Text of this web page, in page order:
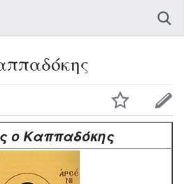
ο Καππαδόκης